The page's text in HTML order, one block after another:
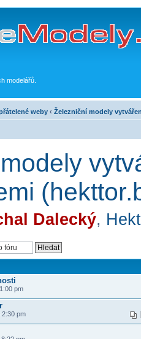
modelářů.
weby ‹ Železniční modely
Dalecký,
pm
2:30 pm